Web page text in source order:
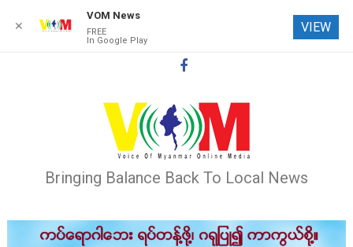
Bringing Balance Back To Local News
✕
VOM News
FREE
In Google Play
VIEW